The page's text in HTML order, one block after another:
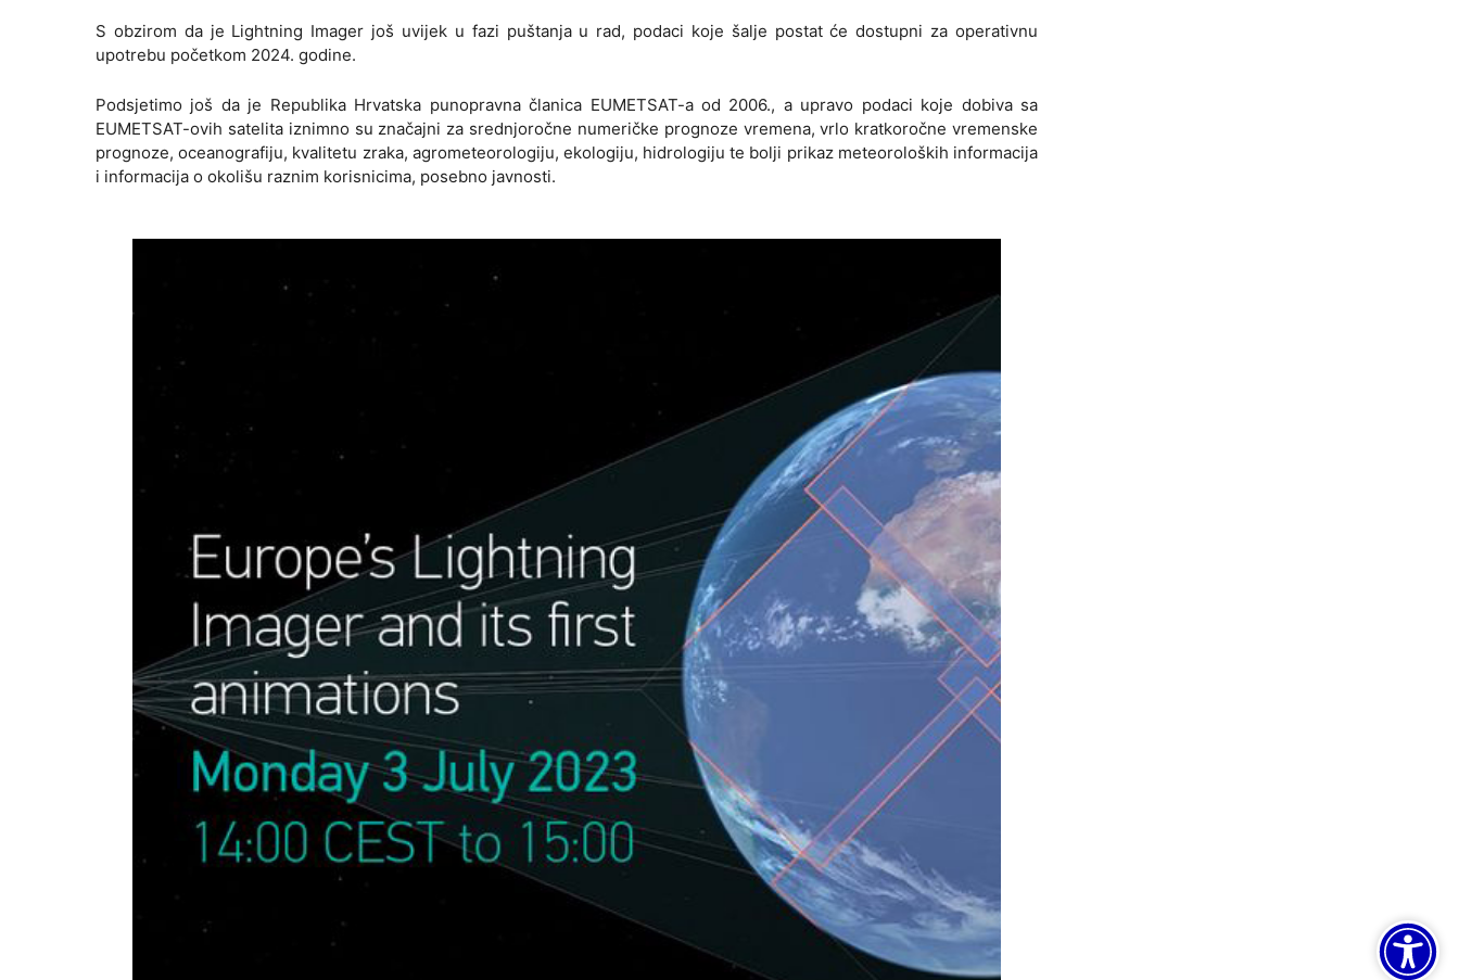
S obzirom da je Lightning Imager još uvijek u fazi puštanja u rad, podaci koje šalje postat će dostupni za operativnu
upotrebu početkom 2024. godine.
Podsjetimo još da je Republika Hrvatska punopravna članica EUMETSAT-a od 2006., a upravo podaci koje dobiva sa
EUMETSAT-ovih satelita iznimno su značajni za srednjoročne numeričke prognoze vremena, vrlo kratkoročne vremenske
prognoze, oceanografiju, kvalitetu zraka, agrometeorologiju, ekologiju, hidrologiju te bolji prikaz meteoroloških informacija
i informacija o okolišu raznim korisnicima, posebno javnosti.